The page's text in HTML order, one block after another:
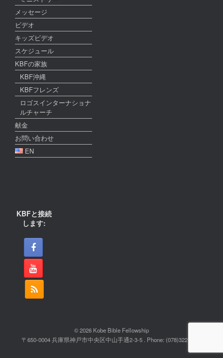
メッセージ
ビデオ
キッズビデオ
スケジュール
KBFの家族
KBF沖縄
KBFフレンズ
ロゴスインターナショナ
ルチャーチ
献金
お問い合わせ
EN
KBFと接続
します:
© 2026 Kobe Bible Fellowship
〒650-0004 兵庫県神戸市中央区中山手通2-3-5 . Phone: (078)322-2022